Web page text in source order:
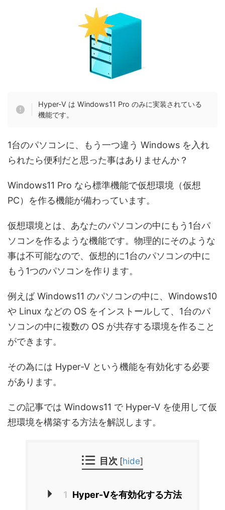
Hyper-V は Windows11 Pro のみに実装されている
機能です。
1台のパソコンに、もう一つ違う Windows を入れ
られたら便利だと思った事はありませんか？
Windows11 Pro なら標準機能で仮想環境（仮想
PC）を作る機能が備わっています。
仮想環境とは、あなたのパソコンの中にもう1台パ
ソコンを作るような機能です。物理的にそのような
事は不可能なので、仮想的に1台のパソコンの中に
もう1つのパソコンを作ります。
例えば Windows11 のパソコンの中に、Windows10
や Linux などの OS をインストールして、1台のパ
ソコンの中に複数の OS が共存する環境を作ること
ができます。
その為には Hyper-V という機能を有効化する必要
があります。
この記事では Windows11 で Hyper-V を使用して仮
想環境を構築する方法を解説します。
目次 [hide]
1 Hyper-Vを有効化する方法